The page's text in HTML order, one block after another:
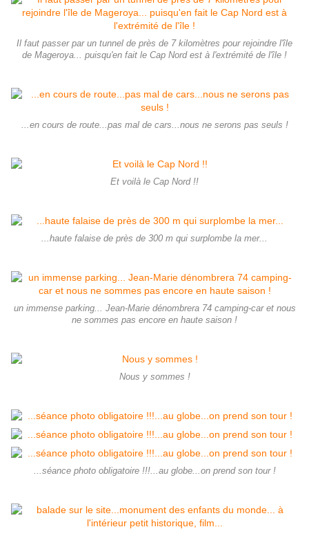
Il faut passer par un tunnel de près de 7 kilomètres pour rejoindre l'île
de Mageroya... puisqu'en fait le Cap Nord est à l'extrémité de l'île !
...en cours de route...pas mal de cars...nous ne serons pas seuls !
Et voilà le Cap Nord !!
...haute falaise de près de 300 m qui surplombe la mer...
un immense parking... Jean-Marie dénombrera 74 camping-car et nous
ne sommes pas encore en haute saison !
Nous y sommes !
...séance photo obligatoire !!!...au globe...on prend son tour !